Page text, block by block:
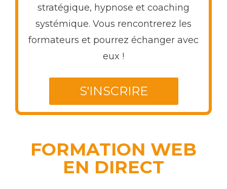
stratégique, hypnose et coaching
systémique. Vous rencontrerez les
formateurs et pourrez échanger avec
eux !
FORMATION WEB
EN DIRECT